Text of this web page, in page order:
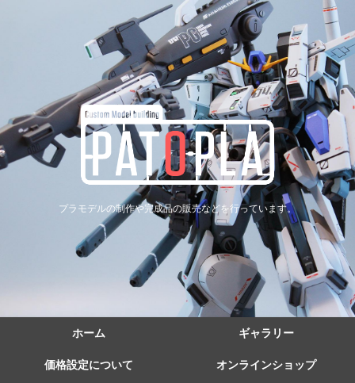
プラモデルの制作や完成品の販売などを行っています。
ホーム ギャラリー
価格設定について オンラインショップ